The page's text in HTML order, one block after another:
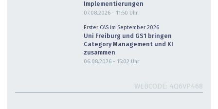
Implementierungen
07.08.2026 - 11:50 Uhr
Erster CAS im September 2026
Uni Freiburg und GS1 bringen
Category Management und KI
zusammen
06.08.2026 - 15:02 Uhr
WEBCODE 4Q6VP468